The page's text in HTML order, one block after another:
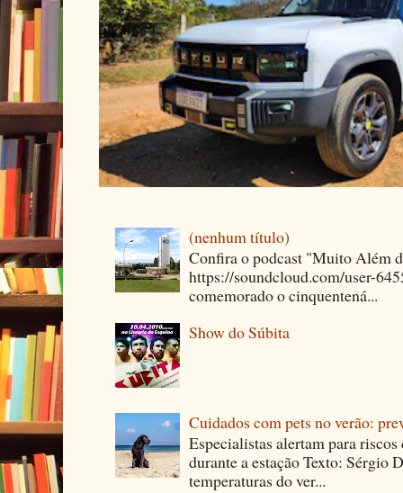
(nenhum título)
Confira o podcast "Muito Além
https://soundcloud.com/user-
comemorado o cinquentená...
Show do Súbita
Cuidados com pets no verão:
Especialistas alertam para
durante a estação Texto: Sérgio
temperaturas do ver...